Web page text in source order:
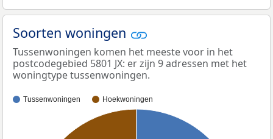
Soorten woningen
Tussenwoningen komen het meeste voor in het
postcodegebied 5801 JX: er zijn 9 adressen met het
woningtype tussenwoningen.
Tussenwoningen Hoekwoningen